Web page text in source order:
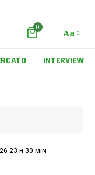
0 Aa
INTERVIEW
23 H 30 MIN